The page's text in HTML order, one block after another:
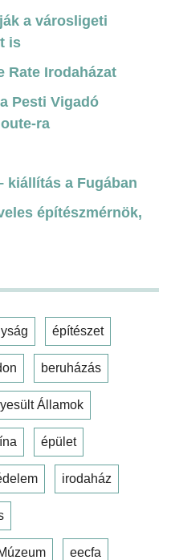
a városligeti
is
Rate Irodaházat
Pesti Vigadó
ra
kiállítás a Fugában
építészmérnök,
építészet
beruházás
Államok
épület
irodaház
eecfa